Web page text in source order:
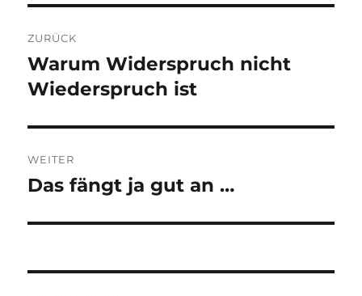
ZURÜCK
Vorheriger
Beitrag:
Warum Widerspruch nicht
Wiederspruch ist
WEITER
Nächster
Das fängt ja gut an …